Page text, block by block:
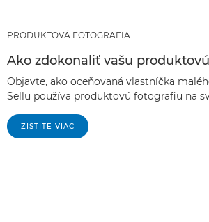
PRODUKTOVÁ FOTOGRAFIA
Ako zdokonaliť vašu
Objavte, ako oceňovaná vlastníčka
Sellu používa produktovú fotografiu na
ZISTITE VIAC